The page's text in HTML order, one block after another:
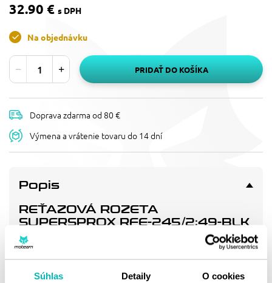
Súhlas Detaily O cookies
32.90 € s DPH
Na objednávku
PRIDAŤ DO KOŠÍKA
Doprava zdarma od 80 €
Výmena a vrátenie tovaru do 14 dní
Popis
REŤAZOVÁ ROZETA
SUPERSPROX RFE-245/2:49-BLK
ČIERNA 49T, 520
Pevnější zuby = vyšší životnost řetězové sady až o 10%.
Rozeta 49z, řetěz 520.